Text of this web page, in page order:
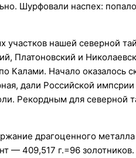
Шурфовали наспех:
нашей северной
Платоновский и
Калами. Начало оказалось
дали Российской
Рекордным для северной
драгоценного
— 409,517 г.=96